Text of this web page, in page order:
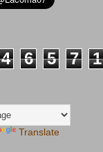
4 6 5 7 1
Translate